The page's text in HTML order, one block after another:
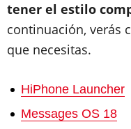
tener el estilo
continuación, verás
que necesitas.
HiPhone Launcher
Messages OS 18